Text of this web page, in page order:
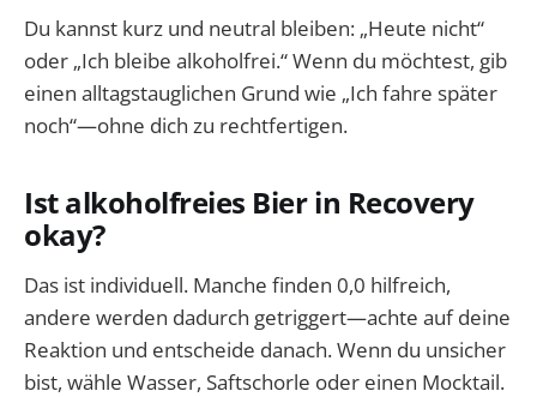
Du kannst kurz und neutral bleiben: „Heute nicht“
oder „Ich bleibe alkoholfrei.“ Wenn du möchtest, gib
einen alltagstauglichen Grund wie „Ich fahre später
noch“—ohne dich zu rechtfertigen.
Ist alkoholfreies Bier in Recovery
okay?
Das ist individuell. Manche finden 0,0 hilfreich,
andere werden dadurch getriggert—achte auf deine
Reaktion und entscheide danach. Wenn du unsicher
bist, wähle Wasser, Saftschorle oder einen Mocktail.